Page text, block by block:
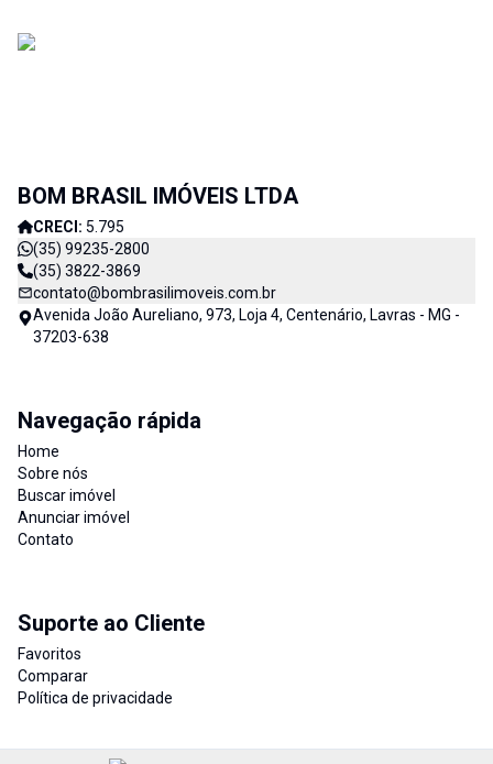
BOM BRASIL IMÓVEIS LTDA
CRECI: 5.795
(35) 99235-2800
(35) 3822-3869
contato@bombrasilimoveis.com.br
Avenida João Aureliano, 973, Loja 4, Centenário, Lavras - MG -
37203-638
Navegação rápida
Home
Sobre nós
Buscar imóvel
Anunciar imóvel
Contato
Suporte ao Cliente
Favoritos
Comparar
Política de privacidade